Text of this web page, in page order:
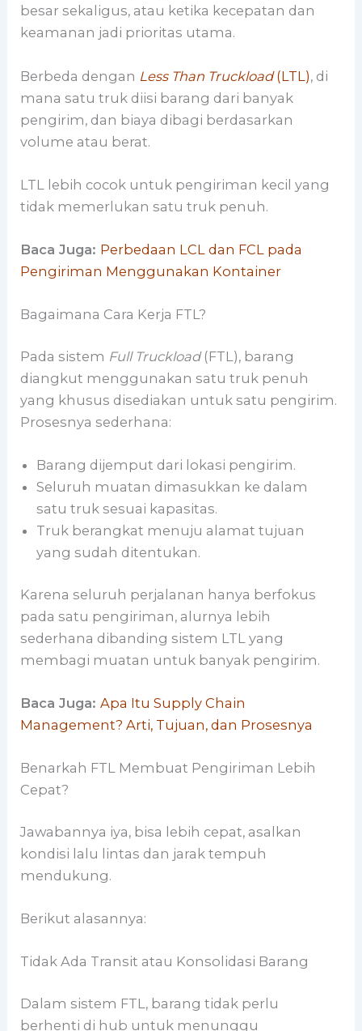
besar sekaligus, atau ketika kecepatan dan
keamanan jadi prioritas utama.
Berbeda dengan Less Than Truckload(LTL), di
mana satu truk diisi barang dari banyak
pengirim, dan biaya dibagi berdasarkan
volume atau berat.
LTL lebih cocok untuk pengiriman kecil yang
tidak memerlukan satu truk penuh.
Baca Juga: Perbedaan LCL dan FCL pada
Pengiriman Menggunakan Kontainer
Bagaimana Cara Kerja FTL?
Pada sistem Full Truckload(FTL), barang
diangkut menggunakan satu truk penuh
yang khusus disediakan untuk satu pengirim.
Prosesnya sederhana:
Barang dijemput dari lokasi pengirim.
Seluruh muatan dimasukkan ke dalam
satu truk sesuai kapasitas.
Truk berangkat menuju alamat tujuan
yang sudah ditentukan.
Karena seluruh perjalanan hanya berfokus
pada satu pengiriman, alurnya lebih
sederhana dibanding sistem LTL yang
membagi muatan untuk banyak pengirim.
Baca Juga:Apa Itu Supply Chain
Management? Arti, Tujuan, dan Prosesnya
Benarkah FTL Membuat Pengiriman Lebih
Cepat?
Jawabannya iya, bisa lebih cepat, asalkan
kondisi lalu lintas dan jarak tempuh
mendukung.
Berikut alasannya:
Tidak Ada Transit atau Konsolidasi Barang
Dalam sistem FTL, barang tidak perlu
berhenti di hub untuk menunggu